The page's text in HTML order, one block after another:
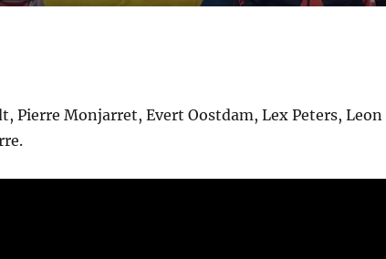
Pierre Monjarret, Evert Oostdam, Lex Peters, Leon